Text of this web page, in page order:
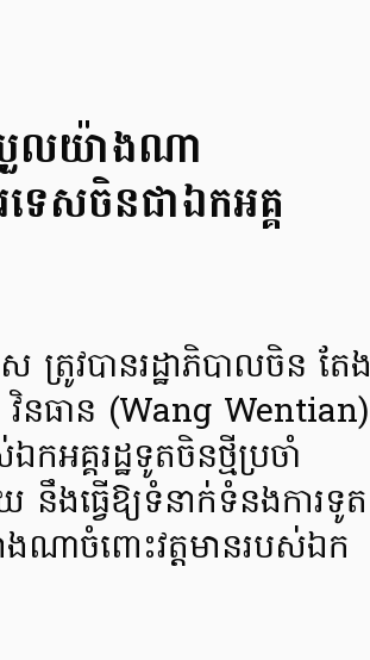
រួលយ៉ាងណា
េសចិនជាឯកអគ្គ
រូវបានរដ្ឋាភិបាលចិន តែង
វិនធាន (Wang Wentian)
អគ្គរដ្ឋទូតចិនថ្មីប្រចាំ
នឹងធ្វើឱ្យទំនាក់ទំនងការទូត
ាចំពោះវត្តមានរបស់ឯក